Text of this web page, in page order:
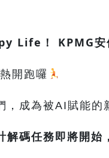
Life！ KPMG安
開跑囉
，成為被AI賦能的
解碼任務即將開始